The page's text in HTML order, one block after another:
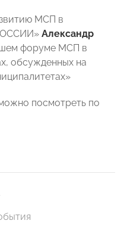
МСП в
Александр
форуме МСП в
обсужденных на
посмотреть по